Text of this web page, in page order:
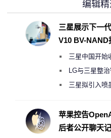
编辑
三星展示下一
V10 BV-NAND
三星中国开始
月销售额不达标
LG与三星整
偷偷共享带宽的
三星拟引入喷
度
苹果控告
后者公开聊天